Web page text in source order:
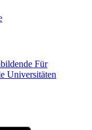
Für
Universitäten